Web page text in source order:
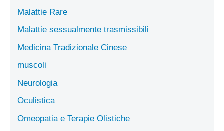
Malattie Rare
Malattie sessualmente trasmissibili
Medicina Tradizionale Cinese
muscoli
Neurologia
Oculistica
Omeopatia e Terapie Olistiche